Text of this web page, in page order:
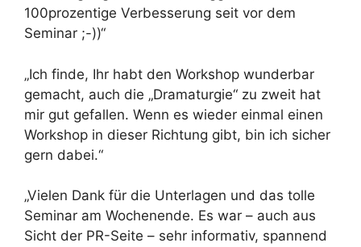
100prozentige Verbesserung seit vor dem
Seminar ;-))“
„Ich finde, Ihr habt den Workshop wunderbar
gemacht, auch die „Dramaturgie“ zu zweit hat
mir gut gefallen. Wenn es wieder einmal einen
Workshop in dieser Richtung gibt, bin ich sicher
gern dabei.“
„Vielen Dank für die Unterlagen und das tolle
Seminar am Wochenende. Es war – auch aus
Sicht der PR-Seite – sehr informativ, spannend